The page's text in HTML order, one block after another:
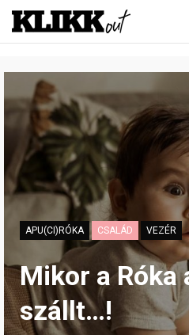
APU(CI)RÓKA CSALÁD VEZÉR
Mikor a Róka
szállt…!